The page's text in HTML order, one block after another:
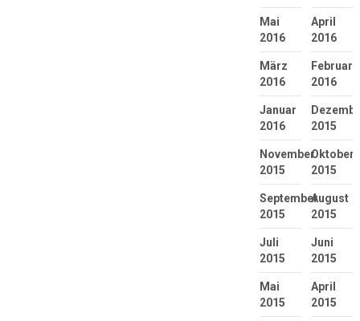
Mai
2016
April
2016
März
2016
Februar
2016
Januar
2016
2015
November
2015
Oktober
2015
September
2015
August
2015
Juli
2015
Juni
2015
Mai
2015
April
2015